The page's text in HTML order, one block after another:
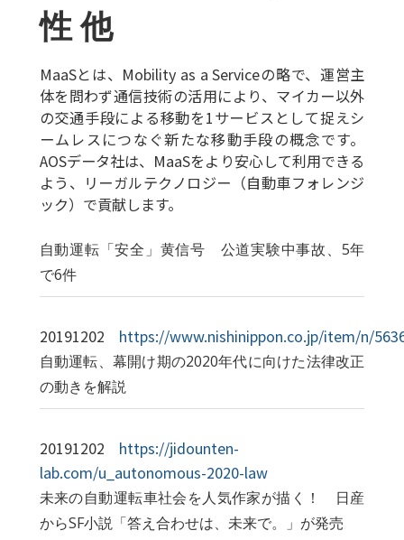
性 他
MaaSとは、Mobility as a Serviceの略で、運営主
体を問わず通信技術の活用により、マイカー以外
の交通手段による移動を1サービスとして捉えシ
ームレスにつなぐ新たな移動手段の概念です。
AOSデータ社は、MaaSをより安心して利用できる
よう、リーガルテクノロジー（自動車フォレンジ
ック）で貢献します。
自動運転「安全」黄信号 公道実験中事故、5年
で6件
20191202 https://www.nishinippon.co.jp/item/n/
自動運転、幕開け期の2020年代に向けた法律改正
の動きを解説
20191202
https://jidounten-
lab.com/u_autonomous-2020-law
未来の自動運転車社会を人気作家が描く！ 日産
からSF小説「答え合わせは、未来で。」が発売